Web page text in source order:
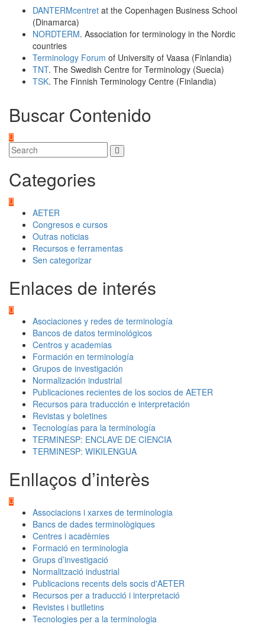
DANTERMcentret at the Copenhagen Business School
(Dinamarca)
NORDTERM. Association for terminology in the Nordic
countries
Terminology Forum of University of Vaasa (Finlandia)
TNT. The Swedish Centre for Terminology (Suecia)
TSK. The Finnish Terminology Centre (Finlandia)
Buscar Contenido
Categories
AETER
Congresos e cursos
Outras noticias
Recursos e ferramentas
Sen categorizar
Enlaces de interés
Asociaciones y redes de terminología
Bancos de datos terminológicos
Centros y academias
Formación en terminología
Grupos de investigación
Normalización industrial
Publicaciones recientes de los socios de AETER
Recursos para traducción e interpretación
Revistas y boletines
Tecnologías para la terminología
TERMINESP: ENCLAVE DE CIENCIA
TERMINESP: WIKILENGUA
Enllaços d’interès
Associacions i xarxes de terminologia
Bancs de dades terminològiques
Centres i acadèmies
Formació en terminologia
Grups d’investigació
Normalització industrial
Publicacions recents dels socis d'AETER
Recursos per a traducció i interpretació
Revistes i butlletins
Tecnologies per a la terminologia